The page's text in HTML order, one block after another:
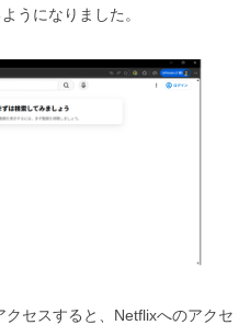
うになりました。
セスすると、Netflixへのアクセ